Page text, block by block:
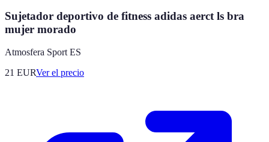
Sujetador deportivo de fitness adidas aerct ls bra
mujer morado
Atmosfera Sport ES
21 EURVer el precio